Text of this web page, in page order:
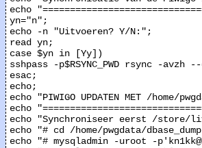
echo
yn="n";
echo -n "Uitvoeren? Y/N:";
read yn;
case $yn in [Yy])
sshpass -p$RSYNC_PWD rsync -
esac;
echo;
echo "PIWIGO UPDATEN MET /home/
echo
echo "Synchroniseer eerst /store/
echo "# cd /home/pwgdata/
echo "# mysqladmin -uroot -